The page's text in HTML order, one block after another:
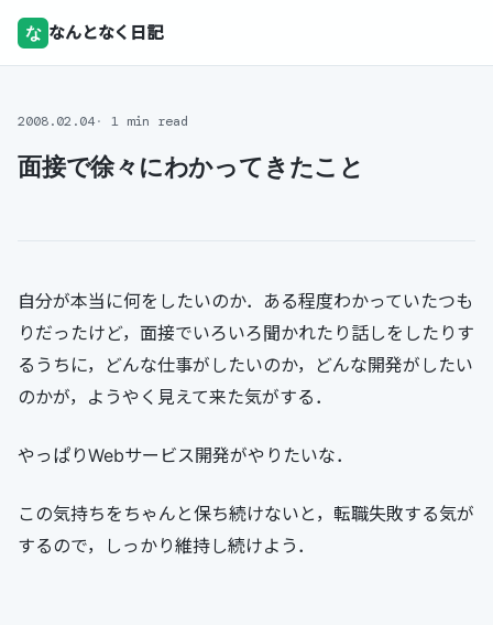
な なんとなく日記
2008.02.04 1 min read
面接で徐々にわかってきたこと
自分が本当に何をしたいのか．ある程度わかっていたつも
りだったけど，面接でいろいろ聞かれたり話しをしたりす
るうちに，どんな仕事がしたいのか，どんな開発がしたい
のかが，ようやく見えて来た気がする．
やっぱりWebサービス開発がやりたいな．
この気持ちをちゃんと保ち続けないと，転職失敗する気が
するので，しっかり維持し続けよう．